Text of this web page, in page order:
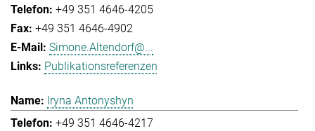
+49 351 4646-4205
+49 351 4646-4902
Simone.Altendorf@...
Publikationsreferenzen
Iryna Antonyshyn
+49 351 4646-4217